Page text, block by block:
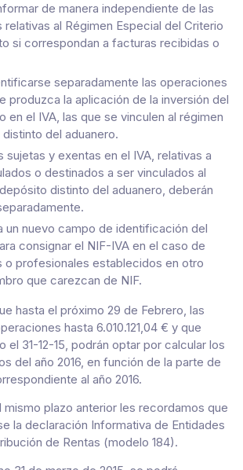
de manera independiente de las
al Régimen Especial del Criterio
si correspondan a facturas recibidas o
separadamente las operaciones
produzca la aplicación de la inversión del
en el IVA, las que se vinculen al régimen
del aduanero.
sujetas y exentas en el IVA, relativas a
o destinados a ser vinculados al
distinto del aduanero, deberán
un nuevo campo de identificación del
consignar el NIF-IVA en el caso de
o profesionales establecidos en otro
que carezcan de NIF.
hasta el próximo 29 de Febrero, las
hasta 6.010.121,04 € y que
el 31-12-15, podrán optar por calcular los
del año 2016, en función de la parte de
al año 2016.
mismo plazo anterior les recordamos que
la declaración Informativa de Entidades
de Rentas (modelo 184).